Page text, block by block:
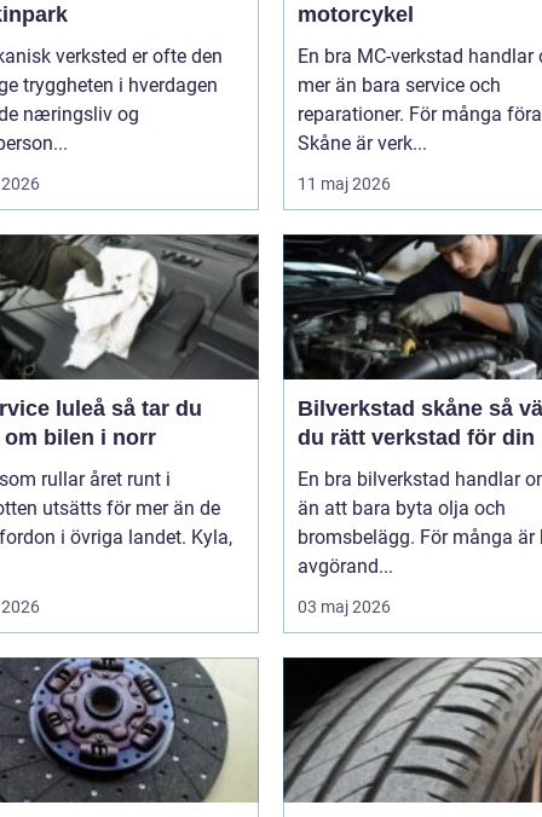
verksted er ofte den
tryggheten i hverdagen
næringsliv og
motorcykel
En bra MC-verkstad handlar
mer än bara service och
reparationer. För många
Skåne är verk...
11 maj 2026
luleå så tar du
om bilen i norr
rullar året runt i
utsätts för mer än de
i övriga landet. Kyla,
Bilverkstad skåne så väljer
du rätt verkstad för din
En bra bilverkstad handlar
än att bara byta olja och
bromsbelägg. För många är
avgörand...
03 maj 2026